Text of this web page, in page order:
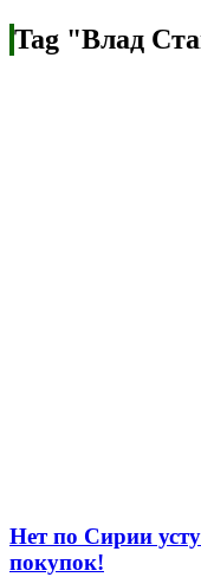
Tag "Влад
Нет по Сирии
покупок!